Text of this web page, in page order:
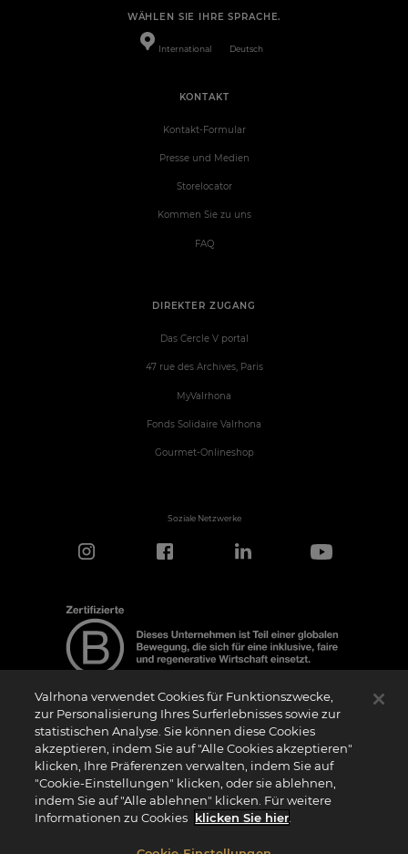
WÄHLEN SIE IHRE SPRACHE.
International Deutsch
DIREKTER ZUGANG
Das Cercle V portal
47 rue des Archives, Paris
MyValrhona
Fonds Solidaire Valrhona
Gourmet-Onlineshop
KONTAKT
Kontakt-Formular
Presse und Medien
Storelocator
Kommen Sie zu uns
FAQ
Soziale Netzwerke
Hinweis zur Zertifizierung
Das Logo “Certified B Corporation” (bzw. die Versionen in anderen Sprachen, wie
z.B. “Zertifizierte B Corporation”) wird von B Lab, einer privaten Non-Profit-
Organisation, an Unternehmen vergeben, die wie wir das B Impact Assessment
(“BIA”) erfolgreich abgeschlossen haben und die Anforderungen von B Lab an
soziale und ökologische Leistung, Verantwortung und Transparenz erfüllen. Es wird
darauf hingewiesen, dass B Lab weder eine Konformitätsbewertungsstelle im Sinne
der Verordnung (EU) Nr. 765/2008 noch eine nationale, europäische oder
ist. Die Kriterien des BIA sind eigenständig und unabhängig von den harmonisierten
Valrhona verwendet Cookies für Funktionszwecke,
zur Personalisierung Ihres Surferlebnisses sowie zur
statistischen Analyse. Sie können diese Cookies
akzeptieren, indem Sie auf "Alle Cookies akzeptieren"
klicken, Ihre Präferenzen verwalten, indem Sie auf
"Cookie-Einstellungen" klicken, oder sie ablehnen,
indem Sie auf "Alle ablehnen" klicken. Für weitere
Informationen zu Cookies klicken Sie hier